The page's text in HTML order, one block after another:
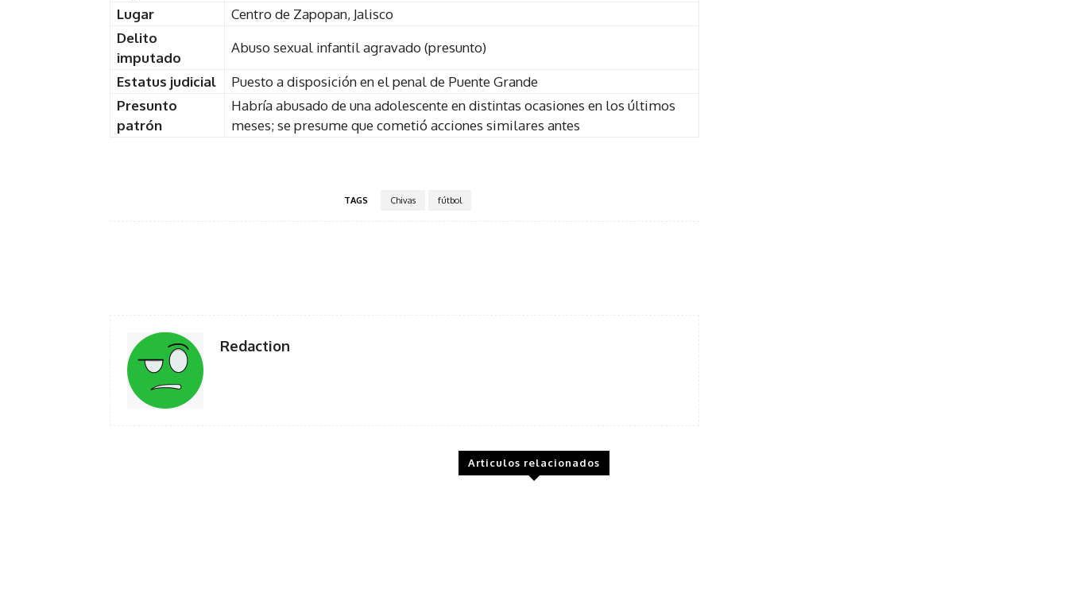
Lugar
Centro de Zapopan, Jalisco
Delito
imputado
Abuso sexual infantil agravado (presunto)
Estatus judicial
Puesto a disposición en el penal de Puente Grande
Presunto
patrón
Habría abusado de una adolescente en distintas ocasiones en los últimos
meses; se presume que cometió acciones similares antes
TAGS Chivas fútbol
Redaction
Articulos relacionados